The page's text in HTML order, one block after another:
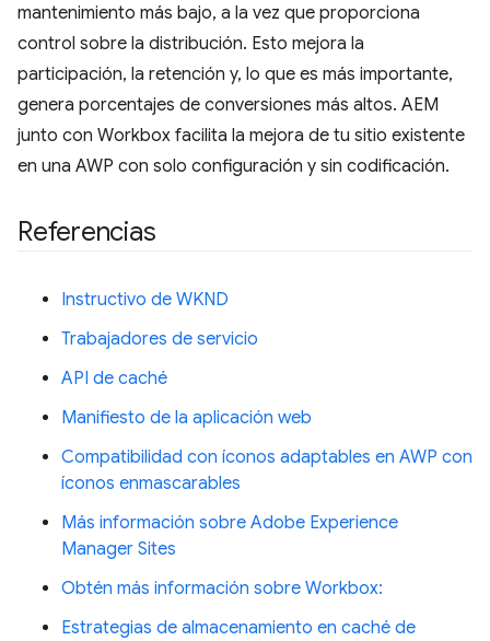
mantenimiento más bajo, a la vez que proporciona
control sobre la distribución. Esto mejora la
participación, la retención y, lo que es más importante,
genera porcentajes de conversiones más altos. AEM
junto con Workbox facilita la mejora de tu sitio existente
en una AWP con solo configuración y sin codificación.
Referencias
Instructivo de WKND
Trabajadores de servicio
API de caché
Manifiesto de la aplicación web
Compatibilidad con íconos adaptables en AWP con
íconos enmascarables
Más información sobre Adobe Experience
Manager Sites
Obtén más información sobre Workbox:
Estrategias de almacenamiento en caché de